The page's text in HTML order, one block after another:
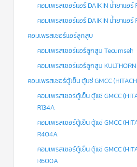
คอมเพรสเซอร์แอร์ DAIKIN น้ำยาแอร์
คอมเพรสเซอร์แอร์ DAIKIN น้ำยาแอร์
คอมเพรสเซอร์แอร์ลูกสูบ
คอมเพรสเซอร์แอร์ลูกสูบ Tecumseh
คอมเพรสเซอร์แอร์ลูกสูบ KULTHORN
คอมเพรสเซอร์ตู้เย็น ตู้แช่ GMCC
คอมเพรสเซอร์ตู้เย็น ตู้แช่ GMCC
R134A
คอมเพรสเซอร์ตู้เย็น ตู้แช่ GMCC
R404A
คอมเพรสเซอร์ตู้เย็น ตู้แช่ GMCC
R600A